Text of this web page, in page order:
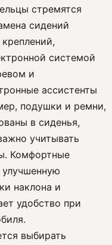
стремятся
сидений
системой
и
ассистенты
подушки и ремни,
в сиденья,
учитывать
Комфортные
наклона и
удобство при
выбирать